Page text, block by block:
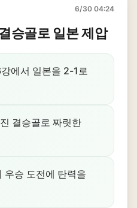
6/30 04:24
승골로 일본 제압
에서 일본을 2-1로
결승골로 짜릿한
우승 도전에 탄력을